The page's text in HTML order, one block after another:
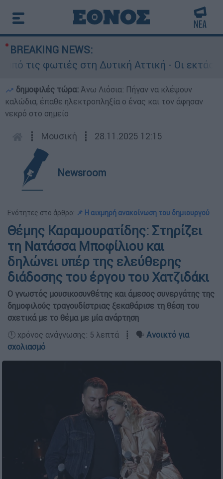
BREAKING NEWS:
φωτιές στη Δυτική Αττική - Οι εκτάσεις
δημοφιλές τώρα: Άνω Λιόσια: Πήγαν να κλέψουν
καλώδια, έπαθε ηλεκτροπληξία ο ένας και τον άφησαν
νεκρό στο σημείο
┋ Μουσική ┋ 28.11.2025 12:15
Newsroom
Ενότητες στο άρθρο: 📌 Η αιχμηρή ανακοίνωση του δημιουργού
Θέμης Καραμουρατίδης: Στηρίζει
τη Νατάσσα Μποφίλιου και
δηλώνει υπέρ της ελεύθερης
διάδοσης του έργου του Χατζιδάκι
Ο γνωστός μουσικοσυνθέτης και άμεσος συνεργάτης της
δημοφιλούς τραγουδίστριας ξεκαθάρισε τη θέση του
σχετικά με το θέμα με μία ανάρτηση
🕛 χρόνος ανάγνωσης: 5 λεπτά ┋ 🗣️ Ανοικτό για
σχολιασμό